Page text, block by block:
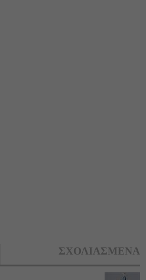
ΣΧΟΛΙΑΣΜΕΝΑ